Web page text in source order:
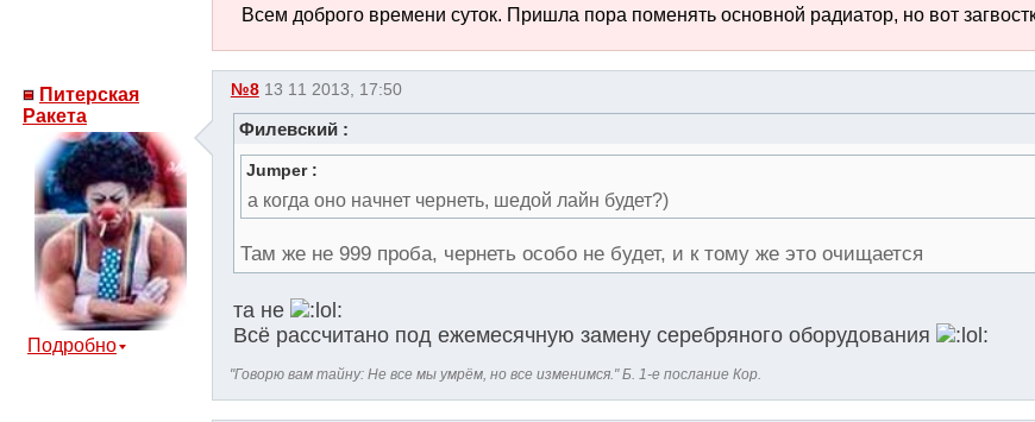
Всем доброго времени суток. Пришла пора поменять основной радиатор, но вот
Питерская
Ракета
Подробно
№8 13 11 2013, 17:50
Филевский :
Jumper :
а когда оно начнет чернеть, шедой лайн будет?)
Там же не 999 проба, чернеть особо не будет, и к тому же это очищается
та не
Всё рассчитано под ежемесячную замену серебряного оборудования
"Говорю вам тайну: Не все мы умрём, но все изменимся." Б. 1-е послание Кор.